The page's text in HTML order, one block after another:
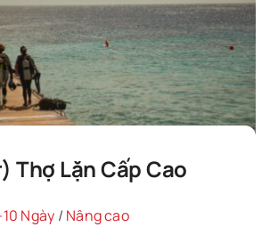
Thợ Lặn Cấp Cao
Ngày / Nâng cao